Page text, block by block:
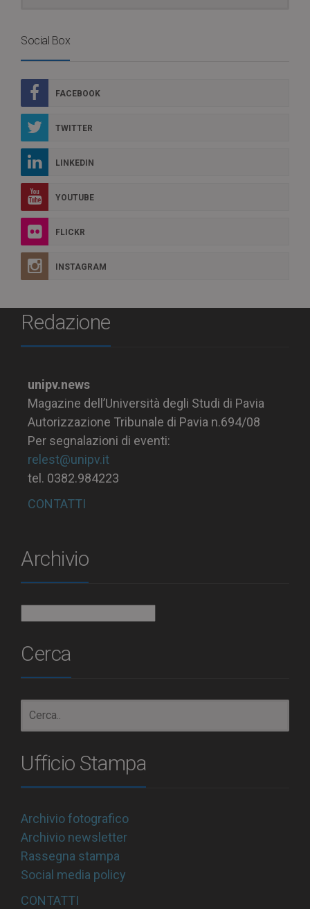
Social Box
FACEBOOK
TWITTER
LINKEDIN
YOUTUBE
FLICKR
INSTAGRAM
Redazione
unipv.news
Magazine dell’Università degli Studi di Pavia
Autorizzazione Tribunale di Pavia n.694/08
Per segnalazioni di eventi:
relest@unipv.it
tel. 0382.984223
CONTATTI
Archivio
Cerca
Ufficio Stampa
Archivio fotografico
Archivio newsletter
Rassegna stampa
Social media policy
CONTATTI